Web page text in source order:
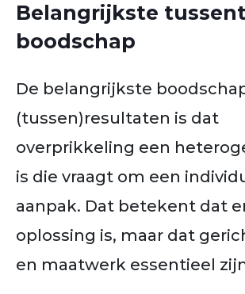
Belangrijkste
boodschap
De belangrijkste
(tussen)resultaten is dat
overprikkeling een
is die vraagt om een
aanpak. Dat betekent dat
oplossing is, maar dat
en maatwerk essentieel